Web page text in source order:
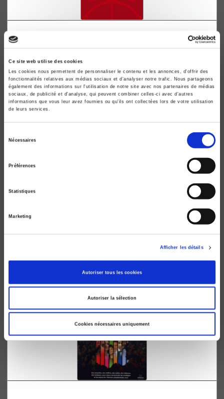
Ce site web utilise des cookies
Les cookies nous permettent de personnaliser le contenu et les annonces, d'offrir des
fonctionnalités relatives aux médias sociaux et d'analyser notre trafic. Nous partageons
également des informations sur l'utilisation de notre site avec nos partenaires de médias
sociaux, de publicité et d'analyse, qui peuvent combiner celles-ci avec d'autres
informations que vous leur avez fournies ou qu'ils ont collectées lors de votre utilisation
de leurs services.
Nécessaires
Préférences
Statistiques
Marketing
Afficher les détails
Autoriser tous les cookies
Autoriser la sélection
Cookies nécessaires uniquement
La Grève du Joint français
Les incidences politiques d'un conflit social
Jacques Capdevielle, Elisabeth Dupoirier
Le Vote normal